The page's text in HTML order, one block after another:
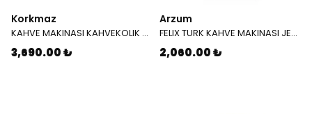
Korkmaz
KAHVE MAKINASI KAHVEKOLIK SIYAH KROM A 860 07
3,690.00 ₺
Arzum
FELIX TURK KAHVE MAKINASI JET FL 397 01
2,060.00 ₺